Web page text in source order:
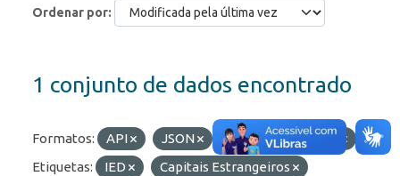
Ordenar por
1 conjunto de dados encontrado
Formatos: API JSON HTML
OData
Etiquetas:
IED Capitais Estrangeiros